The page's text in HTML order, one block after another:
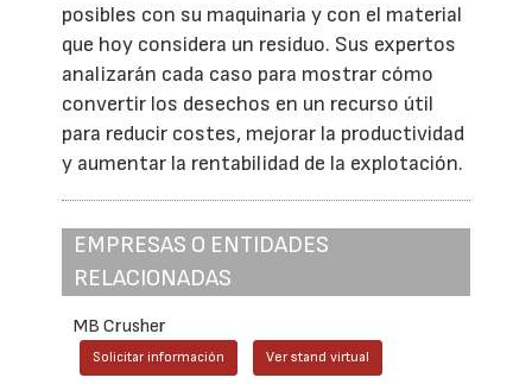
posibles con su maquinaria y con el material
que hoy considera un residuo. Sus expertos
analizarán cada caso para mostrar cómo
convertir los desechos en un recurso útil
para reducir costes, mejorar la productividad
y aumentar la rentabilidad de la explotación.
EMPRESAS O ENTIDADES
RELACIONADAS
MB Crusher
Solicitar información Ver stand virtual